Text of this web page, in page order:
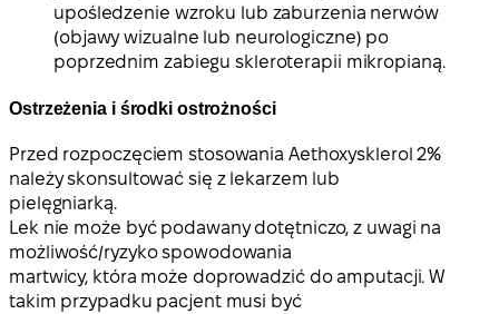
upośledzenie wzroku lub zaburzenia nerwów
(objawy wizualne lub neurologiczne) po
poprzednim zabiegu skleroterapii mikropianą.
Ostrzeżenia i środki ostrożności
Przed rozpoczęciem stosowania Aethoxysklerol 2%
należy skonsultować się z lekarzem lub
pielęgniarką.
Lek nie może być podawany dotętniczo, z uwagi na
możliwość/ryzyko spowodowania
martwicy, która może doprowadzić do amputacji. W
takim przypadku pacjent musi być